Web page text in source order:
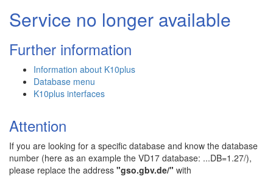
Service no longer available
Further information
Information about K10plus
Database menu
K10plus interfaces
Attention
If you are looking for a specific database and know the database
number (here as an example the VD17 database: ...DB=1.27/),
please replace the address "gso.gbv.de/" with